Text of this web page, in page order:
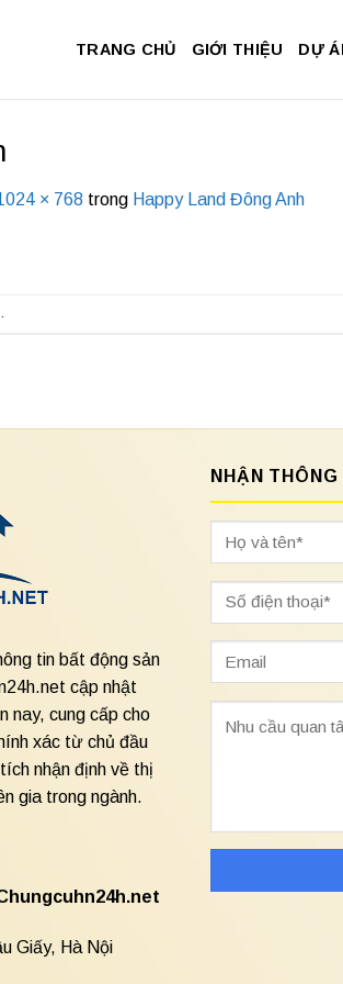
TRANG CHỦ GIỚI THIỆU DỰ
× 768 trong Happy Land Đông Anh
tin bất động sản
cập nhật
nay, cung cấp cho
xác từ chủ đầu
nhận định về thị
gia trong ngành.
Giấy, Hà Nội
NHẬN